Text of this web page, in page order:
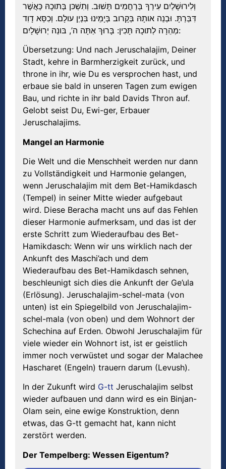
וְלִירוּשָׁלַיִם עִירְךָ בְּרַחֲמִים תָּשׁוּב. וְתִשְׁכּן בְּתוכָהּ כַּאֲשֶׁר
דִּבַּרְתָּ. וּבְנֵה אותָהּ בְּקָרוב בְּיָמֵינוּ בִּנְיַן עולָם. וְכִסֵּא דָוִד
מְהֵרָה לְתוכָהּ תָּכִין: בָּרוּךְ אַתָּה ה’, בּונֵה יְרוּשָׁלָיִם:
Übersetzung: Und nach Jeruschalajim, Deiner
Stadt, kehre in Barmherzigkeit zurück, und
throne in ihr, wie Du es versprochen hast, und
erbaue sie bald in unseren Tagen zum ewigen
Bau, und richte in ihr bald Davids Thron auf.
Gelobt seist Du, Ewi-ger, Erbauer
Jeruschalajims.
Mangel an Harmonie
Die Welt und die Menschheit werden nur dann
zu Vollständigkeit und Harmonie gelangen,
wenn Jeruschalajim mit dem Bet-Hamikdasch
(Tempel) in seiner Mitte wieder aufgebaut
wird. Diese Beracha macht uns auf das Fehlen
dieser Harmonie aufmerksam, und das ist der
erste Schritt zum Wiederaufbau des Bet-
Hamikdasch: Wenn wir uns wirklich nach der
Ankunft des Maschi’ach und dem
Wiederaufbau des Bet-Hamikdasch sehnen,
beschleunigt sich dies die Ankunft der Ge’ula
(Erlösung). Jeruschalajim-schel-mata (von
unten) ist ein Spiegelbild von Jeruschalajim-
schel-mala (von oben) und dem Wohnort der
Schechina auf Erden. Obwohl Jeruschalajim für
viele wieder ein Wohnort ist, ist er geistlich
immer noch verwüstet und sogar der Malachee
Hascharet (Engeln) trauern darum (Levush).
In der Zukunft wird G-tt Jeruschalajim selbst
wieder aufbauen und dann wird es ein Binjan-
Olam sein, eine ewige Konstruktion, denn
etwas, das G-tt gemacht hat, kann nicht
zerstört werden.
Der Tempelberg: Wessen Eigentum?